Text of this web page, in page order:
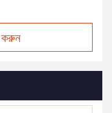
করুন